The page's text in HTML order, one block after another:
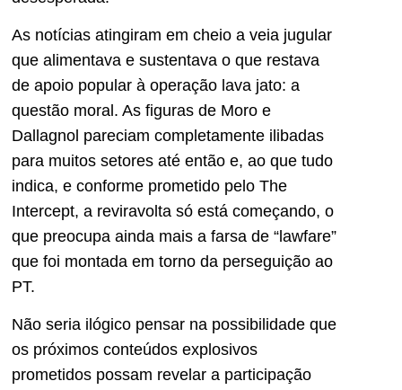
As notícias atingiram em cheio a veia jugular
que alimentava e sustentava o que restava
de apoio popular à operação lava jato: a
questão moral. As figuras de Moro e
Dallagnol pareciam completamente ilibadas
para muitos setores até então e, ao que tudo
indica, e conforme prometido pelo The
Intercept, a reviravolta só está começando, o
que preocupa ainda mais a farsa de “lawfare”
que foi montada em torno da perseguição ao
PT.
Não seria ilógico pensar na possibilidade que
os próximos conteúdos explosivos
prometidos possam revelar a participação